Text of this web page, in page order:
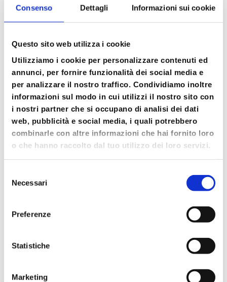
Consenso Dettagli Informazioni sui cookie
Questo sito web utilizza i cookie
Utilizziamo i cookie per personalizzare contenuti ed
annunci, per fornire funzionalità dei social media e
per analizzare il nostro traffico. Condividiamo inoltre
informazioni sul modo in cui utilizzi il nostro sito con
i nostri partner che si occupano di analisi dei dati
web, pubblicità e social media, i quali potrebbero
combinarle con altre informazioni che hai fornito loro
o che hanno raccolto dal tuo utilizzo dei loro servizi.
delNecessari
Preferenze
Statistiche
Marketing
Cerca
Articoli recenti
Ryder Cup 2023: Med Food e Petit Forestier
Italia fornitori ufficiali della competizione
internazionale di golf
Med Food & Petit Forestier: il nuovo viaggio
continua insieme a voi.
TUTTOFOOD 2023
Nessun commento da mostrare.